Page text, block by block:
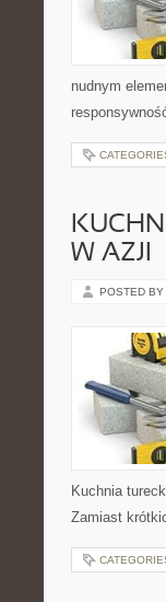
nudnym
W AZJI
POSTED BY
Kuchnia
Zamiast